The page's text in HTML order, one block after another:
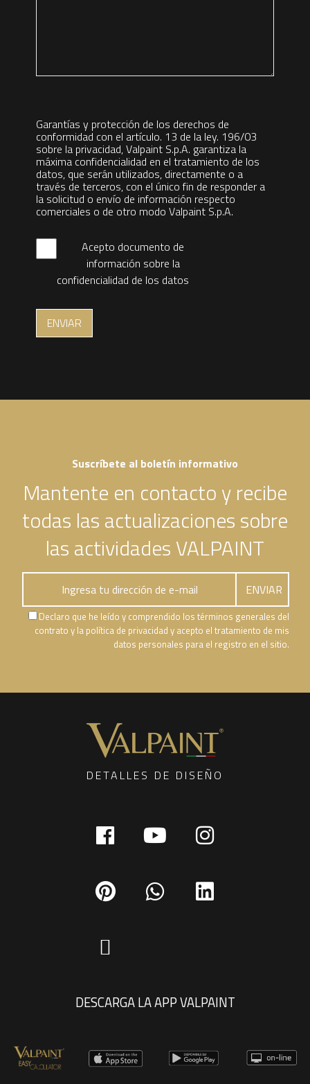
Garantías y protección de los derechos de
conformidad con el artículo. 13 de la ley. 196/03
sobre la privacidad, Valpaint S.p.A. garantiza la
máxima confidencialidad en el tratamiento de los
datos, que serán utilizados, directamente o a
través de terceros, con el único fin de responder a
la solicitud o envío de información respecto
comerciales o de otro modo Valpaint S.p.A.
Acepto documento de
información sobre la
confidencialidad de los datos
Suscríbete al boletín informativo
Mantente en contacto y recibe
todas las actualizaciones sobre
las actividades VALPAINT
Declaro que he leído y comprendido los términos generales del
contrato y la política de privacidad y acepto el tratamiento de mis
datos personales para el registro en el sitio.
DETALLES DE DISEÑO
DESCARGA LA APP VALPAINT